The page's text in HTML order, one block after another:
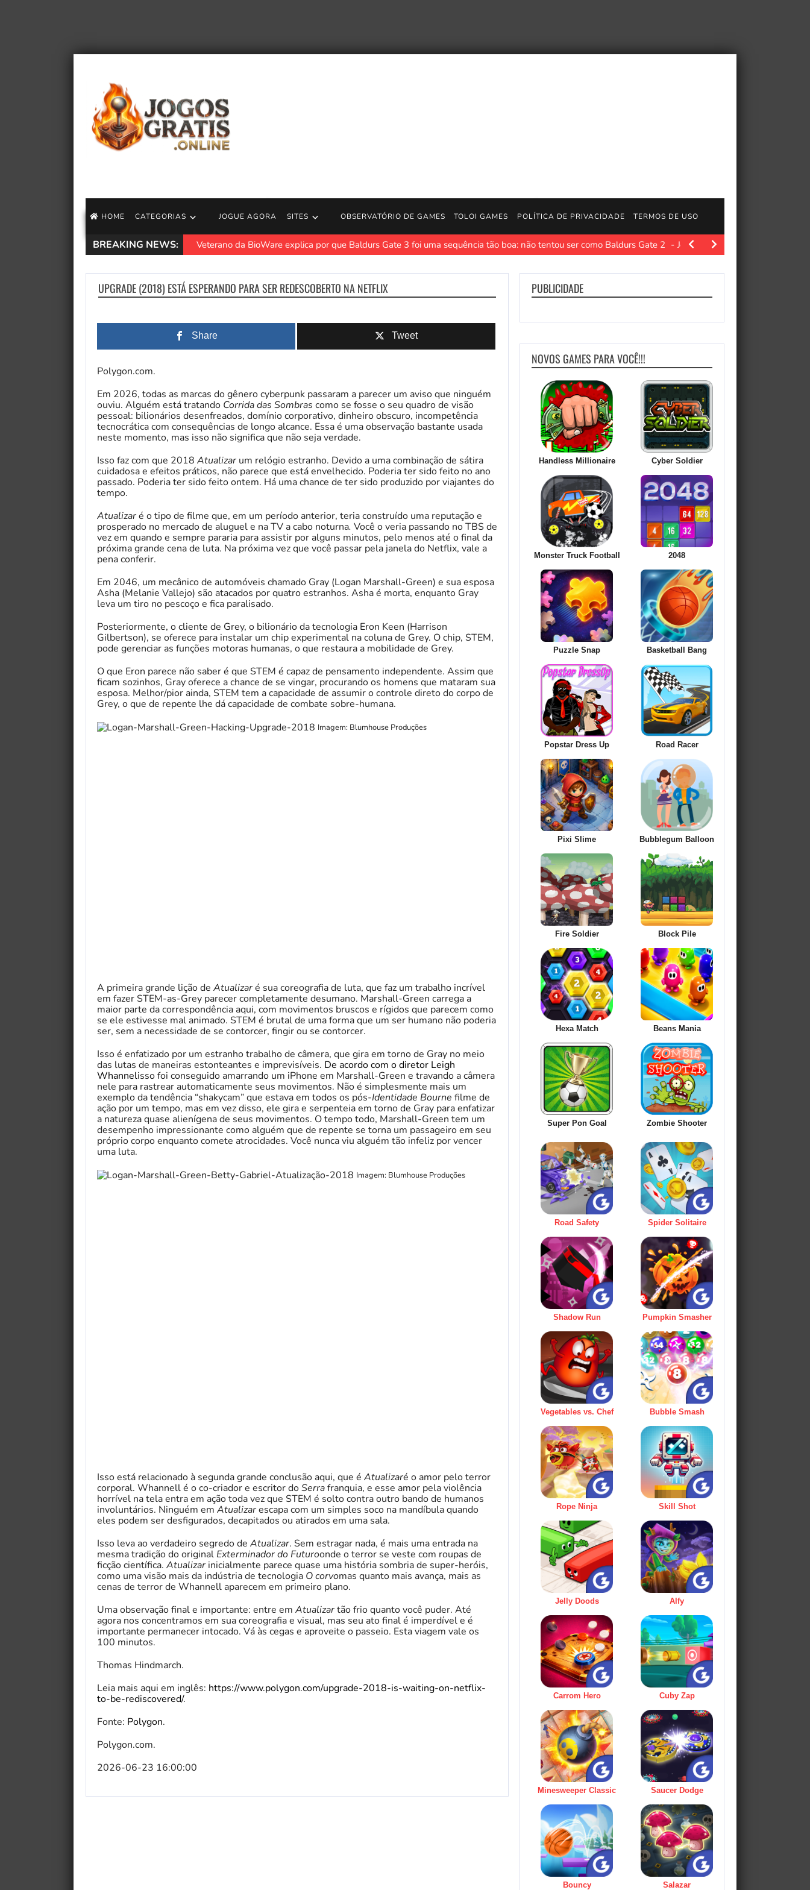
HOME CATEGORIAS JOGUE AGORA SITES OBSERVATÓRIO DE GAMES TOLOI GAMES POLÍTICA DE PRIVACIDADE TERMOS DE USO
BREAKING NEWS: Veterano da BioWare explica por que Baldurs Gate 3 foi uma sequência tão boa: não tentou ser como Baldurs Gate 2 JogosGratisFun. PCGamer
UPGRADE (2018) ESTÁ ESPERANDO PARA SER REDESCOBERTO NA NETFLIX
Share Tweet
Polygon.com.
Em 2026, todas as marcas do gênero cyberpunk passaram a parecer um aviso que ninguém
ouviu. Alguém está tratando Corrida das Sombras como se fosse o seu quadro de visão
pessoal: bilionários desenfreados, domínio corporativo, dinheiro obscuro, incompetência
tecnocrática com consequências de longo alcance. Essa é uma observação bastante usada
neste momento, mas isso não significa que não seja verdade.
Isso faz com que 2018 Atualizar um relógio estranho. Devido a uma combinação de sátira
cuidadosa e efeitos práticos, não parece que está envelhecido. Poderia ter sido feito no ano
passado. Poderia ter sido feito ontem. Há uma chance de ter sido produzido por viajantes do
tempo.
Atualizaré o tipo de filme que, em um período anterior, teria construído uma reputação e
prosperado no mercado de aluguel e na TV a cabo noturna. Você o veria passando no TBS de
vez em quando e sempre pararia para assistir por alguns minutos, pelo menos até o final da
próxima grande cena de luta. Na próxima vez que você passar pela janela do Netflix, vale a
pena conferir.
Em 2046, um mecânico de automóveis chamado Gray (Logan Marshall-Green) e sua esposa
Asha (Melanie Vallejo) são atacados por quatro estranhos. Asha é morta, enquanto Gray
leva um tiro no pescoço e fica paralisado.
Posteriormente, o cliente de Grey, o bilionário da tecnologia Eron Keen (Harrison
Gilbertson), se oferece para instalar um chip experimental na coluna de Grey. O chip, STEM,
pode gerenciar as funções motoras humanas, o que restaura a mobilidade de Grey.
O que Eron parece não saber é que STEM é capaz de pensamento independente. Assim que
ficam sozinhos, Gray oferece a chance de se vingar, procurando os homens que mataram sua
esposa. Melhor/pior ainda, STEM tem a capacidade de assumir o controle direto do corpo de
Grey, o que de repente lhe dá capacidade de combate sobre-humana.
Imagem: Blumhouse Produções
A primeira grande lição de Atualizaré sua coreografia de luta, que faz um trabalho incrível
em fazer STEM-as-Grey parecer completamente desumano. Marshall-Green carrega a
maior parte da correspondência aqui, com movimentos bruscos e rígidos que parecem como
se ele estivesse mal animado. STEM é brutal de uma forma que um ser humano não poderia
ser, sem a necessidade de se contorcer, fingir ou se contorcer.
Isso é enfatizado por um estranho trabalho de câmera, que gira em torno de Gray no meio
das lutas de maneiras estonteantes e imprevisíveis. De acordo com o diretor Leigh
Whannelisso foi conseguido amarrando um iPhone em Marshall-Green e travando a câmera
nele para rastrear automaticamente seus movimentos. Não é simplesmente mais um
exemplo da tendência “shakycam” que estava em todos os pós-Identidade Bourne filme de
ação por um tempo, mas em vez disso, ele gira e serpenteia em torno de Gray para enfatizar
a natureza quase alienígena de seus movimentos. O tempo todo, Marshall-Green tem um
desempenho impressionante como alguém que de repente se torna um passageiro em seu
próprio corpo enquanto comete atrocidades. Você nunca viu alguém tão infeliz por vencer
uma luta.
Imagem: Blumhouse Produções
Isso está relacionado à segunda grande conclusão aqui, que é Atualizaré o amor pelo terror
corporal. Whannell é o co-criador e escritor doSerrafranquia, e esse amor pela violência
horrível na tela entra em ação toda vez que STEM é solto contra outro bando de humanos
involuntários. Ninguém em Atualizarescapa com um simples soco na mandíbula quando
eles podem ser desfigurados, decapitados ou atirados em uma sala.
Isso leva ao verdadeiro segredo de Atualizar. Sem estragar nada, é mais uma entrada na
mesma tradição do original Exterminador do Futuroonde o terror se veste com roupas de
ficção científica. Atualizar inicialmente parece quase uma história sombria de super-heróis,
como uma visão mais da indústria de tecnologia O corvomas quanto mais avança, mais as
cenas de terror de Whannell aparecem em primeiro plano.
Uma observação final e importante: entre em Atualizartão frio quanto você puder. Até
agora nos concentramos em sua coreografia e visual, mas seu ato final é imperdível e é
importante permanecer intocado. Vá às cegas e aproveite o passeio. Esta viagem vale os
100 minutos.
Thomas Hindmarch.
Leia mais aqui em inglês: https://www.polygon.com/upgrade-2018-is-waiting-on-netflix-
to-be-rediscovered/.
Fonte: Polygon.
Polygon.com.
2026-06-23 16:00:00
PUBLICIDADE
NOVOS GAMES PARA VOCÊ!!!
Handless Millionaire Cyber Soldier
Monster Truck Football 2048
Puzzle Snap Basketball Bang
Popstar Dress Up Road Racer
Pixi Slime Bubblegum Balloon
Fire Soldier Block Pile
Hexa Match Beans Mania
Super Pon Goal Zombie Shooter
Road Safety Spider Solitaire
Shadow Run Pumpkin Smasher
Vegetables vs. Chef Bubble Smash
Rope Ninja Skill Shot
Jelly Doods Alfy
Carrom Hero Cuby Zap
Minesweeper Classic Saucer Dodge
Bouncy Salazar